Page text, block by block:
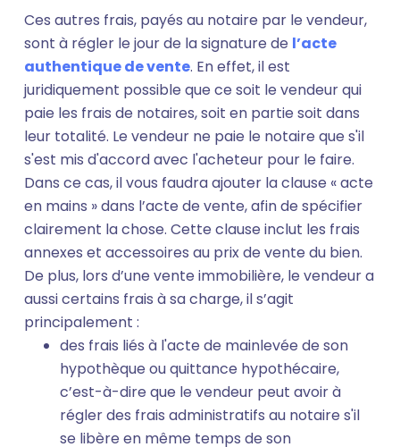
Ces autres frais, payés au notaire par le vendeur,
sont à régler le jour de la signature de l’acte
authentique de vente. En effet, il est
juridiquement possible que ce soit le vendeur qui
paie les frais de notaires, soit en partie soit dans
leur totalité. Le vendeur ne paie le notaire que s'il
s'est mis d'accord avec l'acheteur pour le faire.
Dans ce cas, il vous faudra ajouter la clause « acte
en mains » dans l’acte de vente, afin de spécifier
clairement la chose. Cette clause inclut les frais
annexes et accessoires au prix de vente du bien.
De plus, lors d’une vente immobilière, le vendeur a
aussi certains frais à sa charge, il s’agit
principalement :
des frais liés à l'acte de mainlevée de son
hypothèque ou quittance hypothécaire,
c’est-à-dire que le vendeur peut avoir à
régler des frais administratifs au notaire s'il
se libère en même temps de son